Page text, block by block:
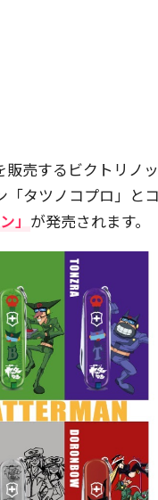
売するビクトリノ
タツノコプロ」と
」 が発売されます。